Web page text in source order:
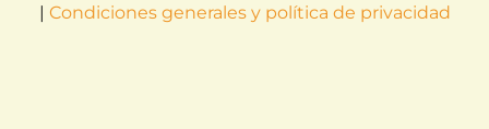
| Condiciones generales y política de privacidad